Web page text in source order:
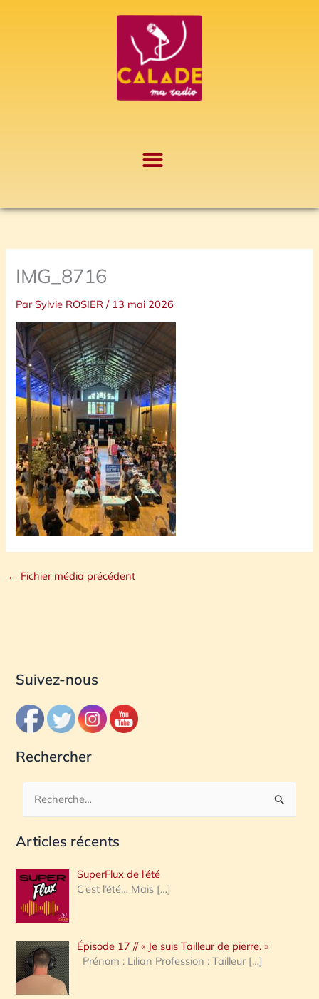
IMG_8716
ParSylvie ROSIER/ 13 mai 2026
← Fichier média précédent
Suivez-nous
Rechercher
c
e
r
c
h
e
Articles récents
SuperFlux de l’été
C’est l’été… Mais […]
Épisode 17 // « Je suis Tailleur de pierre. »
Prénom : Lilian Profession : Tailleur […]